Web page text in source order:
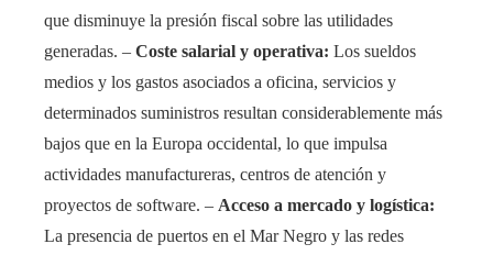
que disminuye la presión fiscal sobre las utilidades
generadas. – Coste salarial y operativa: Los sueldos
medios y los gastos asociados a oficina, servicios y
determinados suministros resultan considerablemente más
bajos que en la Europa occidental, lo que impulsa
actividades manufactureras, centros de atención y
proyectos de software. – Acceso a mercado y logística:
La presencia de puertos en el Mar Negro y las redes